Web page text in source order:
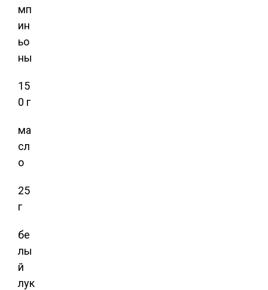
мп
ин
ьо
ны
15
0 г
ма
сл
о
25
г
бе
лы
й
лук